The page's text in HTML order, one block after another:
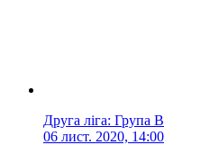
Друга ліга: Група B
06 лист. 2020, 14:00